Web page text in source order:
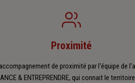
Proximité
de proximité par l'équipe de
& ENTREPRENDRE, qui connait le